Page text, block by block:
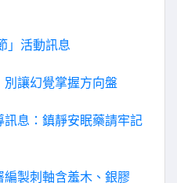
」活動訊息
別讓幻覺掌握方向盤
息：鎮靜安眠藥請牢記
製刺軸含羞木、銀膠